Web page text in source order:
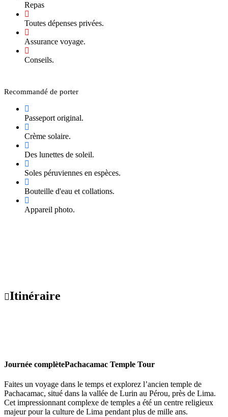
Repas
Toutes dépenses privées.
Assurance voyage.
Conseils.
Recommandé de porter
Passeport original.
Crème solaire.
Des lunettes de soleil.
Soles péruviennes en espèces.
Bouteille d'eau et collations.
Appareil photo.
Itinéraire
Journée complètePachacamac Temple Tour
Faites un voyage dans le temps et explorez l’ancien temple de
Pachacamac, situé dans la vallée de Lurin au Pérou, près de Lima.
Cet impressionnant complexe de temples a été un centre religieux
majeur pour la culture de Lima pendant plus de mille ans.